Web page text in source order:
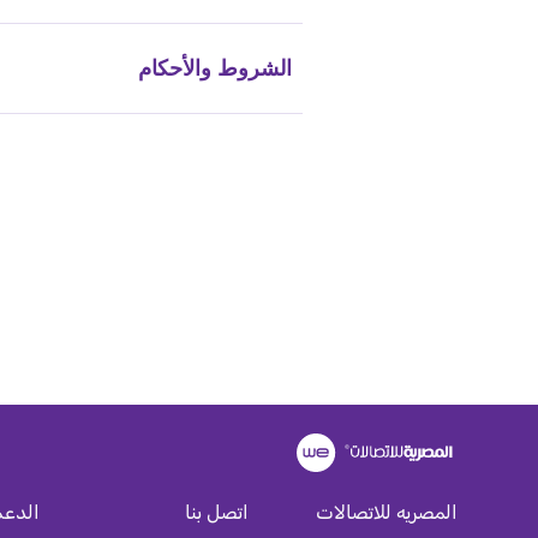
الشروط والأحكام
المصريه للاتصالات اتصل بنا